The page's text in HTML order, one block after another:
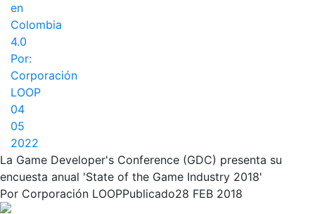
en
Colombia
4.0
Por:
Corporación
LOOP
04
05
2022
La Game Developer's Conference (GDC) presenta su
encuesta anual 'State of the Game Industry 2018'
Por Corporación LOOPPublicado28 FEB 2018